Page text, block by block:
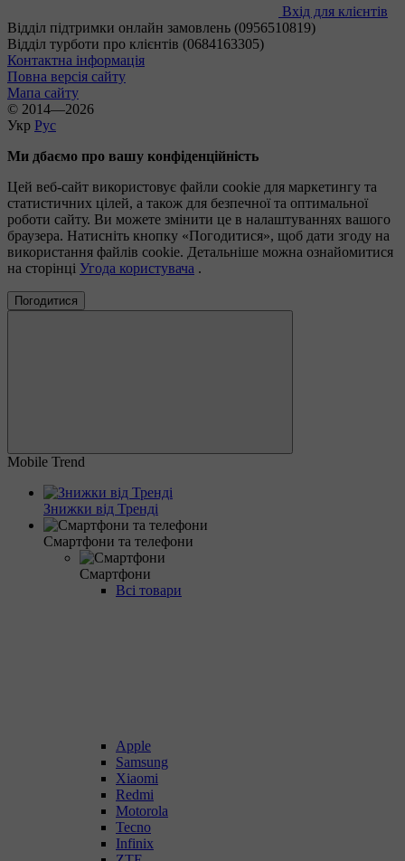
Вхід для клієнтів
Відділ підтримки онлайн замовлень (0956510819)
Відділ турботи про клієнтів (0684163305)
Контактна інформація
Повна версія сайту
Мапа сайту
© 2014—2026
Укр Рус
Ми дбаємо про вашу конфіденційність
Цей веб-сайт використовує файли cookie для маркетингу та
статистичних цілей, а також для безпечної та оптимальної
роботи сайту. Ви можете змінити це в налаштуваннях вашого
браузера. Натисніть кнопку «Погодитися», щоб дати згоду на
використання файлів cookie. Детальніше можна ознайомитися
на сторінці Угода користувача .
Погодитися
Mobile Trend
Знижки від Тренді
Смартфони та телефони
Смартфони
Всі товари
Apple
Samsung
Xiaomi
Redmi
Motorola
Tecno
Infinix